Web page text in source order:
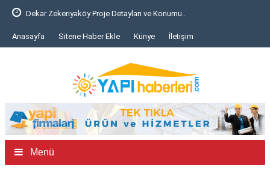
Proje Detayları ve Konumu..
Anasayfa Sitene Haber Ekle Künye İletişim
Menü